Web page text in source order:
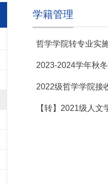
学籍管理
哲学学院转专业实
2023-2024学年秋
2022级哲学学院接
【转】2021级人